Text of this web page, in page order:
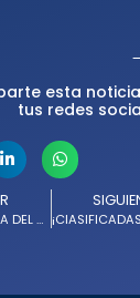
esta
tus redes
📸 GALERÍA DEL COMPROMISO ANTE SANTA FE